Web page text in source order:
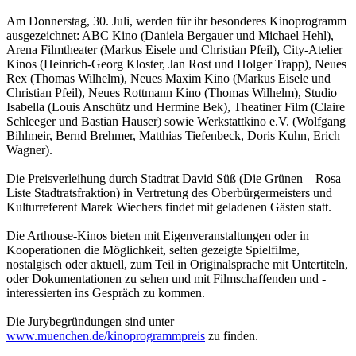
Am Donnerstag, 30. Juli, werden für ihr besonderes Kinoprogramm
ausgezeichnet: ABC Kino (Daniela Bergauer und Michael Hehl),
Arena Filmtheater (Markus Eisele und Christian Pfeil), City-Atelier
Kinos (Heinrich-Georg Kloster, Jan Rost und Holger Trapp), Neues
Rex (Thomas Wilhelm), Neues Maxim Kino (Markus Eisele und
Christian Pfeil), Neues Rottmann Kino (Thomas Wilhelm), Studio
Isabella (Louis Anschütz und Hermine Bek), Theatiner Film (Claire
Schleeger und Bastian Hauser) sowie Werkstattkino e.V. (Wolfgang
Bihlmeir, Bernd Brehmer, Matthias Tiefenbeck, Doris Kuhn, Erich
Wagner).
Die Preisverleihung durch Stadtrat David Süß (Die Grünen – Rosa
Liste Stadtratsfraktion) in Vertretung des Oberbürgermeisters und
Kulturreferent Marek Wiechers findet mit geladenen Gästen statt.
Die Arthouse-Kinos bieten mit Eigenveranstaltungen oder in
Kooperationen die Möglichkeit, selten gezeigte Spielfilme,
nostalgisch oder aktuell, zum Teil in Originalsprache mit Untertiteln,
oder Dokumentationen zu sehen und mit Filmschaffenden und -
interessierten ins Gespräch zu kommen.
Die Jurybegründungen sind unter
www.muenchen.de/kinoprogrammpreis zu finden.